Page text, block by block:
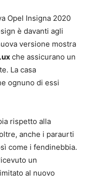
Opel Insigna 2020
è davanti agli
versione mostra
che assicurano un
La casa
ognuno di essi
rispetto alla
anche i paraurti
come i fendinebbia.
un
al nuovo